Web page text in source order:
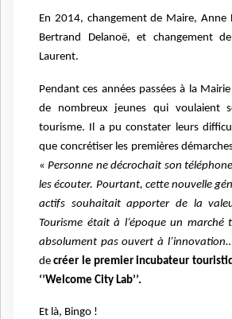
En 2014, changement de Maire, Anne
Bertrand Delanoë, et changement
Laurent.
Pendant ces années passées à la
de nombreux jeunes qui voulaient
tourisme. Il a pu constater leurs
que concrétiser les premières
«Personne ne décrochait son
les écouter. Pourtant, cette nouvelle
actifs souhaitait apporter de la
Tourisme était à l’époque un marché
absolument pas ouvert à l’innovation
decréer le premier incubateur
‘’Welcome City Lab’’.
Et là, Bingo !